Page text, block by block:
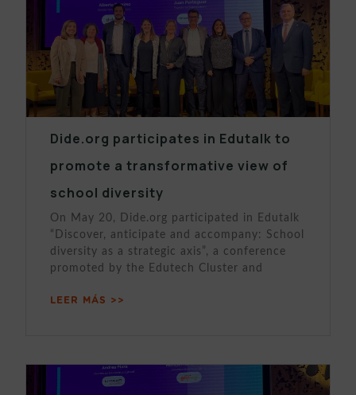
Dide.org participates in Edutalk to
promote a transformative view of
school diversity
On May 20, Dide.org participated in Edutalk
“Discover, anticipate and accompany: School
diversity as a strategic axis”, a conference
promoted by the Edutech Cluster and
LEER MÁS >>